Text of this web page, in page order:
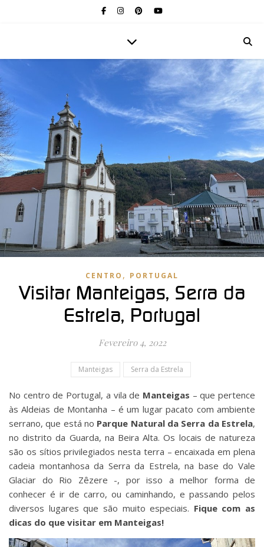
CENTRO , PORTUGAL
Visitar Manteigas, Serra da
Estrela, Portugal
Fevereiro 4, 2022
Manteigas Serra da Estrela
No centro de Portugal, a vila de Manteigas – que pertence
às Aldeias de Montanha – é um lugar pacato com ambiente
serrano, que está no Parque Natural da Serra da Estrela,
no distrito da Guarda, na Beira Alta. Os locais de natureza
são os sítios privilegiados nesta terra – encaixada em plena
cadeia montanhosa da Serra da Estrela, na base do Vale
Glaciar do Rio Zêzere -, por isso a melhor forma de
conhecer é ir de carro, ou caminhando, e passando pelos
diversos lugares que são muito especiais. Fique com as
dicas do que visitar em Manteigas!